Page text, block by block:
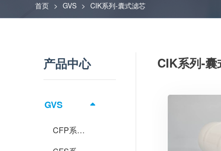
首页 GVS CIK系列-囊式滤芯
产品中心
GVS
CFP系列-筒式滤芯
CIK系列-囊